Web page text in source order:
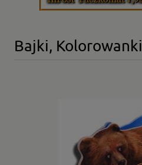
Bajki, Kolorowanki